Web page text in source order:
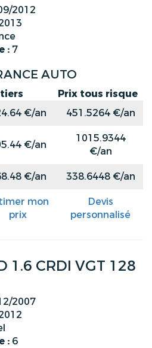
2012
: 7
AUTO
Prix tous risque
€/an
451.5264 €/an
€/an
1015.9344
€/an
€/an 338.6448 €/an
mon
prix
Devis
personnalisé
1.6 CRDI VGT 128
2007
: 6